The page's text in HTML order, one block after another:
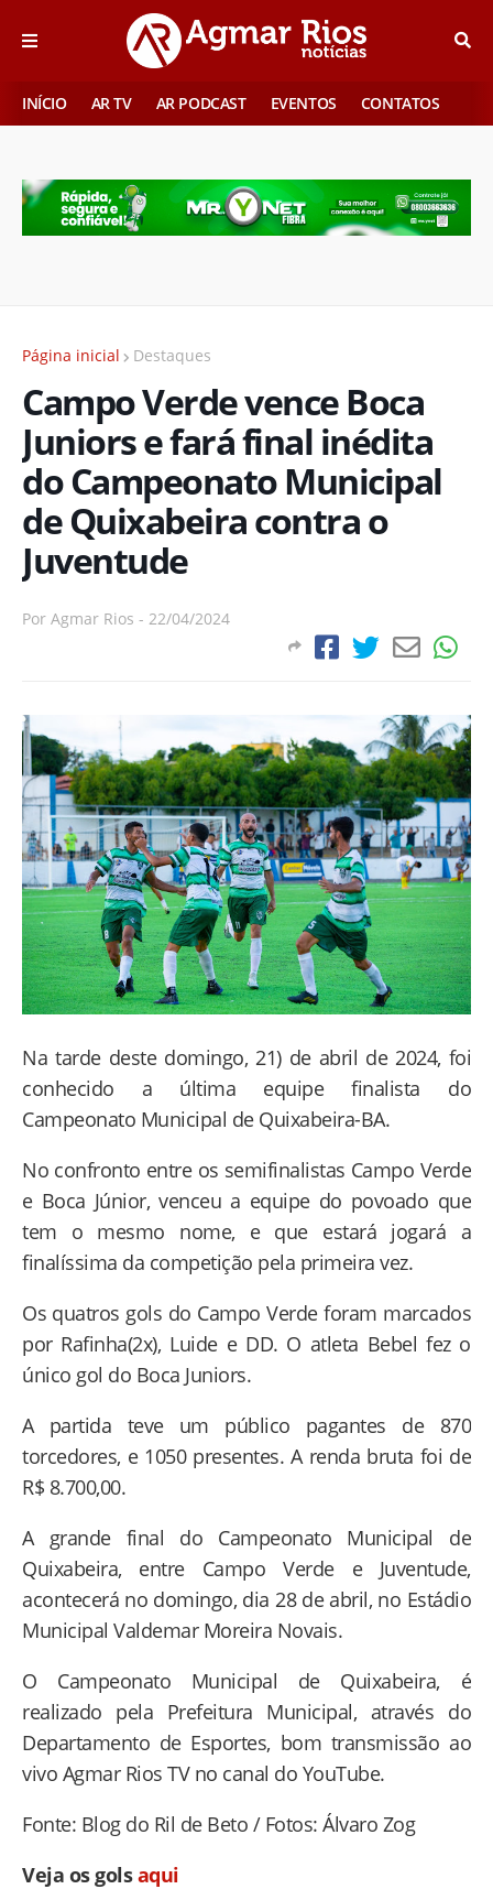
INÍCIO AR TV AR PODCAST EVENTOS CONTATOS
Página inicial Destaques
Campo Verde vence Boca
Juniors e fará final inédita
do Campeonato Municipal
de Quixabeira contra o
Juventude
Por Agmar Rios - 22/04/2024
Na tarde deste domingo, 21) de abril de 2024, foi
conhecido a última equipe finalista do
Campeonato Municipal de Quixabeira-BA.
No confronto entre os semifinalistas Campo Verde
e Boca Júnior, venceu a equipe do povoado que
tem o mesmo nome, e que estará jogará a
finalíssima da competição pela primeira vez.
Os quatros gols do Campo Verde foram marcados
por Rafinha(2x), Luide e DD. O atleta Bebel fez o
único gol do Boca Juniors.
A partida teve um público pagantes de 870
torcedores, e 1050 presentes. A renda bruta foi de
R$ 8.700,00.
A grande final do Campeonato Municipal de
Quixabeira, entre Campo Verde e Juventude,
acontecerá no domingo, dia 28 de abril, no Estádio
Municipal Valdemar Moreira Novais.
O Campeonato Municipal de Quixabeira, é
realizado pela Prefeitura Municipal, através do
Departamento de Esportes, bom transmissão ao
vivo Agmar Rios TV no canal do YouTube.
Fonte: Blog do Ril de Beto / Fotos: Álvaro Zog
Veja os golsaqui